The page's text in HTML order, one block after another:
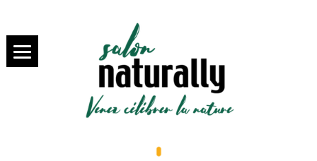
salon
VENEZ SAVOURER LA BIO